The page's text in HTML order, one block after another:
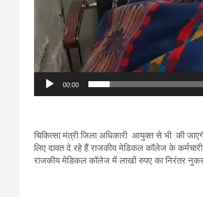
00:00
चिकित्सा मंत्री जिला अधिकारी आयुक्त से भी की
लिए दावत दे रहे हैं राजकीय मेडिकल कॉलेज के
राजकीय मेडिकल कॉलेज में लाखों रुपए का निरंतर